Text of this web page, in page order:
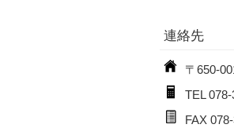
連絡先
〒650-
TEL
FAX